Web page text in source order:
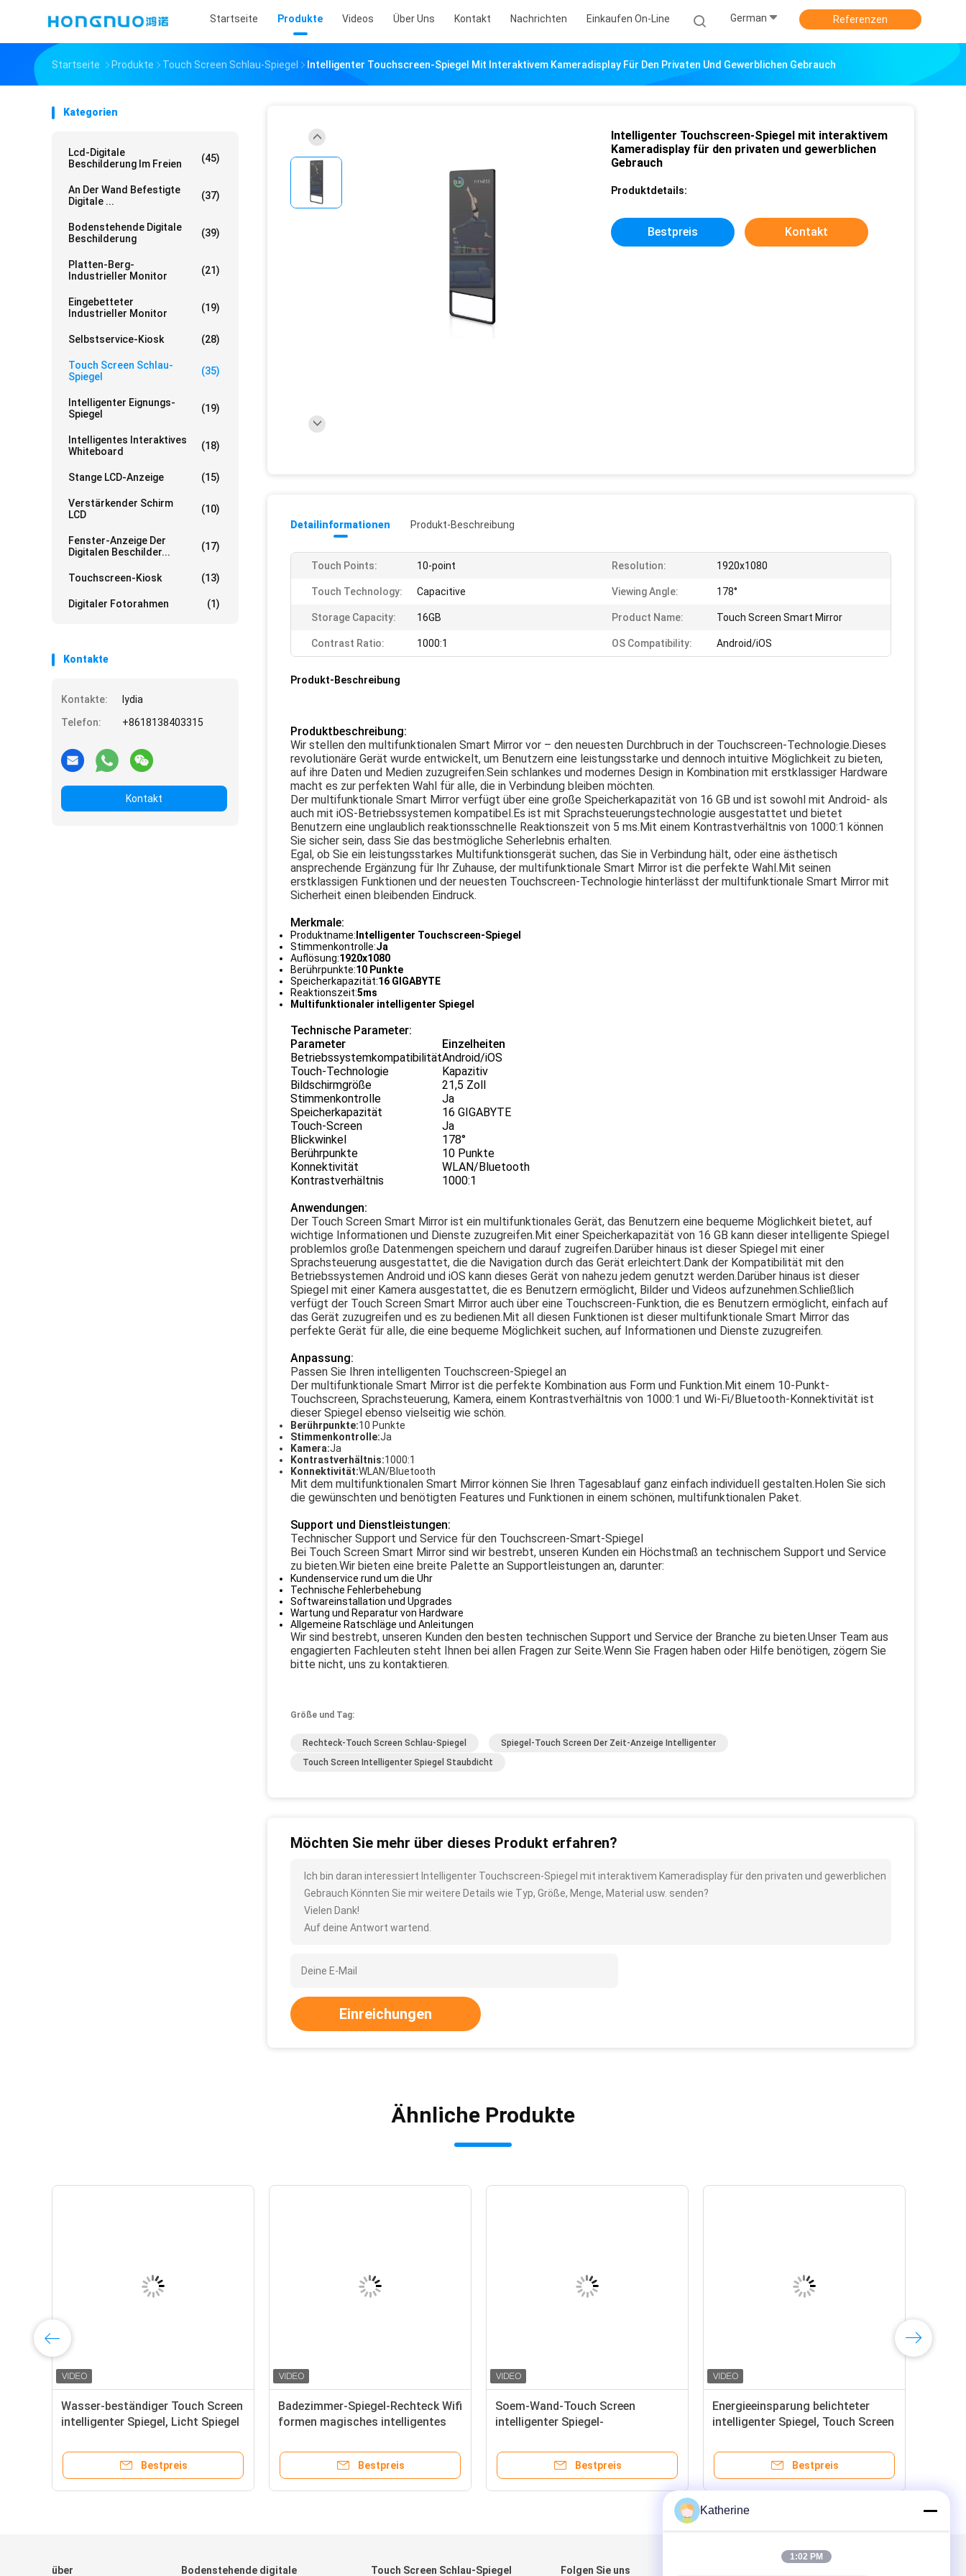
Startseite Produkte Videos Über Uns Kontakt Nachrichten Einkaufen On-Line German Referenzen
Startseite Produkte Touch Screen Schlau-Spiegel Intelligenter Touchscreen-Spiegel Mit Interaktivem Kameradisplay Für Den Privaten Und Gewerblichen Gebrauch
Kategorien
Lcd-Digitale
Beschilderung Im Freien
(45)
An Der Wand Befestigte
Digitale ...
(37)
Bodenstehende Digitale
Beschilderung
(39)
Platten-Berg-
Industrieller Monitor
(21)
Eingebetteter
Industrieller Monitor
(19)
Selbstservice-Kiosk (28)
Touch Screen Schlau-
Spiegel
(35)
Intelligenter Eignungs-
Spiegel
(19)
Intelligentes Interaktives
Whiteboard
(18)
Stange LCD-Anzeige (15)
Verstärkender Schirm
LCD
(10)
Fenster-Anzeige Der
Digitalen Beschilder...
(17)
Touchscreen-Kiosk (13)
Digitaler Fotorahmen (1)
Kontakte
Kontakte:
lydia
Telefon:
+8618138403315
Kontakt
Intelligenter Touchscreen-Spiegel mit interaktivem
Kameradisplay für den privaten und gewerblichen
Gebrauch
Produktdetails:
Bestpreis Kontakt
Detailinformationen Produkt-Beschreibung
Touch Points: 10-point Resolution: 1920x1080
Touch Technology: Capacitive Viewing Angle: 178°
Storage Capacity: 16GB Product Name: Touch Screen Smart Mirror
Contrast Ratio: 1000:1 OS Compatibility: Android/iOS
Produkt-Beschreibung
Produktbeschreibung:
Wir stellen den multifunktionalen Smart Mirror vor – den neuesten Durchbruch in der Touchscreen-Technologie.Dieses
revolutionäre Gerät wurde entwickelt, um Benutzern eine leistungsstarke und dennoch intuitive Möglichkeit zu bieten,
auf ihre Daten und Medien zuzugreifen.Sein schlankes und modernes Design in Kombination mit erstklassiger Hardware
macht es zur perfekten Wahl für alle, die in Verbindung bleiben möchten.
Der multifunktionale Smart Mirror verfügt über eine große Speicherkapazität von 16 GB und ist sowohl mit Android- als
auch mit iOS-Betriebssystemen kompatibel.Es ist mit Sprachsteuerungstechnologie ausgestattet und bietet
Benutzern eine unglaublich reaktionsschnelle Reaktionszeit von 5 ms.Mit einem Kontrastverhältnis von 1000:1 können
Sie sicher sein, dass Sie das bestmögliche Seherlebnis erhalten.
Egal, ob Sie ein leistungsstarkes Multifunktionsgerät suchen, das Sie in Verbindung hält, oder eine ästhetisch
ansprechende Ergänzung für Ihr Zuhause, der multifunktionale Smart Mirror ist die perfekte Wahl.Mit seinen
erstklassigen Funktionen und der neuesten Touchscreen-Technologie hinterlässt der multifunktionale Smart Mirror mit
Sicherheit einen bleibenden Eindruck.
Merkmale:
Produktname: Intelligenter Touchscreen-Spiegel
Stimmenkontrolle:Ja
Auflösung:1920x1080
Berührpunkte:10 Punkte
Speicherkapazität:16 GIGABYTE
Reaktionszeit:5ms
Multifunktionaler intelligenter Spiegel
Technische Parameter:
Parameter
Einzelheiten
BetriebssystemkompatibilitätAndroid/iOS
Touch-Technologie
Kapazitiv
Bildschirmgröße
21,5 Zoll
Stimmenkontrolle
Ja
Speicherkapazität
16 GIGABYTE
Touch-Screen
Ja
Blickwinkel
178°
Berührpunkte
10 Punkte
Konnektivität
WLAN/Bluetooth
Kontrastverhältnis
1000:1
Anwendungen:
Der Touch Screen Smart Mirror ist ein multifunktionales Gerät, das Benutzern eine bequeme Möglichkeit bietet, auf
wichtige Informationen und Dienste zuzugreifen.Mit einer Speicherkapazität von 16 GB kann dieser intelligente Spiegel
problemlos große Datenmengen speichern und darauf zugreifen.Darüber hinaus ist dieser Spiegel mit einer
Sprachsteuerung ausgestattet, die die Navigation durch das Gerät erleichtert.Dank der Kompatibilität mit den
Betriebssystemen Android und iOS kann dieses Gerät von nahezu jedem genutzt werden.Darüber hinaus ist dieser
Spiegel mit einer Kamera ausgestattet, die es Benutzern ermöglicht, Bilder und Videos aufzunehmen.Schließlich
verfügt der Touch Screen Smart Mirror auch über eine Touchscreen-Funktion, die es Benutzern ermöglicht, einfach auf
das Gerät zuzugreifen und es zu bedienen.Mit all diesen Funktionen ist dieser multifunktionale Smart Mirror das
perfekte Gerät für alle, die eine bequeme Möglichkeit suchen, auf Informationen und Dienste zuzugreifen.
Anpassung:
Passen Sie Ihren intelligenten Touchscreen-Spiegel an
Der multifunktionale Smart Mirror ist die perfekte Kombination aus Form und Funktion.Mit einem 10-Punkt-
Touchscreen, Sprachsteuerung, Kamera, einem Kontrastverhältnis von 1000:1 und Wi-Fi/Bluetooth-Konnektivität ist
dieser Spiegel ebenso vielseitig wie schön.
Berührpunkte:10 Punkte
Stimmenkontrolle:Ja
Kamera:Ja
Kontrastverhältnis:1000:1
Konnektivität:WLAN/Bluetooth
Mit dem multifunktionalen Smart Mirror können Sie Ihren Tagesablauf ganz einfach individuell gestalten.Holen Sie sich
die gewünschten und benötigten Features und Funktionen in einem schönen, multifunktionalen Paket.
Support und Dienstleistungen:
Technischer Support und Service für den Touchscreen-Smart-Spiegel
Bei Touch Screen Smart Mirror sind wir bestrebt, unseren Kunden ein Höchstmaß an technischem Support und Service
zu bieten.Wir bieten eine breite Palette an Supportleistungen an, darunter:
Kundenservice rund um die Uhr
Technische Fehlerbehebung
Softwareinstallation und Upgrades
Wartung und Reparatur von Hardware
Allgemeine Ratschläge und Anleitungen
Wir sind bestrebt, unseren Kunden den besten technischen Support und Service der Branche zu bieten.Unser Team aus
engagierten Fachleuten steht Ihnen bei allen Fragen zur Seite.Wenn Sie Fragen haben oder Hilfe benötigen, zögern Sie
bitte nicht, uns zu kontaktieren.
Größe und Tag:
Rechteck-Touch Screen Schlau-Spiegel
Spiegel-Touch Screen Der Zeit-Anzeige Intelligenter
Touch Screen Intelligenter Spiegel Staubdicht
Möchten Sie mehr über dieses Produkt erfahren?
Ich bin daran interessiert Intelligenter Touchscreen-Spiegel mit interaktivem Kameradisplay für den privaten und gewerblichen
Gebrauch Könnten Sie mir weitere Details wie Typ, Größe, Menge, Material usw. senden?
Vielen Dank!
Auf deine Antwort wartend.
Einreichungen
Ähnliche Produkte
Wasser-beständiger Touch Screen
intelligenter Spiegel, Licht Spiegel
Bestpreis
Badezimmer-Spiegel-Rechteck Wifi
formen magisches intelligentes
Bestpreis
Soem-Wand-Touch Screen
intelligenter Spiegel-
mit Fernsehen
Bestpreis
Energieeinsparung belichteter
intelligenter Spiegel, Touch Screen
Bestpreis
über Bodenstehende digitale Touch Screen Schlau-Spiegel Folgen Sie uns
Katherine
1:02 PM